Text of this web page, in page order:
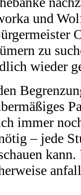
und
zu
wieder
immer
– jede